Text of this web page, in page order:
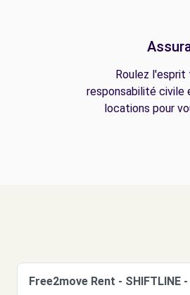
Roulez l'esprit
responsabilité civile
locations pour
Free2move Rent - SHIFTLINE